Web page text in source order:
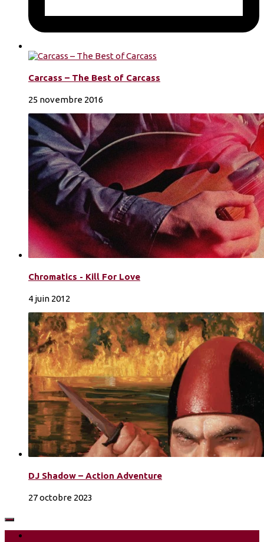
Carcass – The Best of Carcass
25 novembre 2016
Chromatics - Kill For Love
4 juin 2012
DJ Shadow – Action Adventure
27 octobre 2023